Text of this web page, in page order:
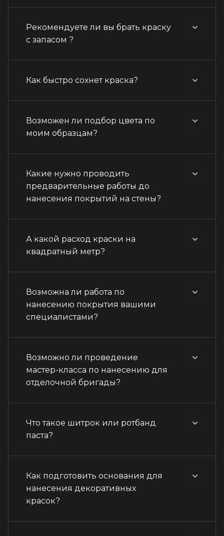
Рекомендуете ли вы брать краску
с запасом ?
Как быстро сохнет краска?
Возможен ли подбор цвета по
моим образцам?
Какие нужно проводить
предварительные работы до
нанесения покрытий на стены?
А какой расход краски на
квадратный метр?
Возможна ли работа по
нанесению покрытия вашими
специалистами?
Возможно ли проведение
мастер-класса по нанесению для
отделочной бригады?
Что такое шитрок или ротбанд
паста?
Как подготовить основания для
нанесения декоративных
красок?